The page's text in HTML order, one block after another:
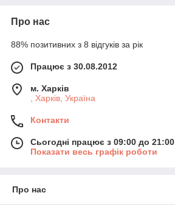
Про нас
88% позитивних з 8 відгуків за рік
Працює з 30.08.2012
м. Харків
, Харків, Україна
Контакти
Сьогодні працює з 09:00 до 21:00
Показати весь графік роботи
Про нас